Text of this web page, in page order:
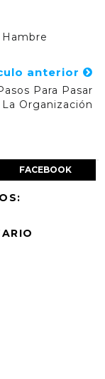
anterior
Para Pasar
Organización
FACEBOOK